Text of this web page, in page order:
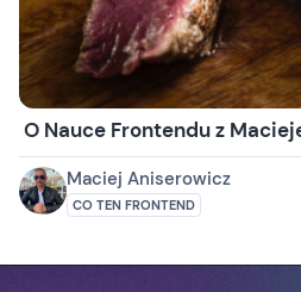
O Nauce Frontendu z
Maciej Aniserowicz
CO TEN FRONTEND